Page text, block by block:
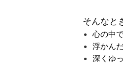
そんなと
心の中
浮かん
深くゆ